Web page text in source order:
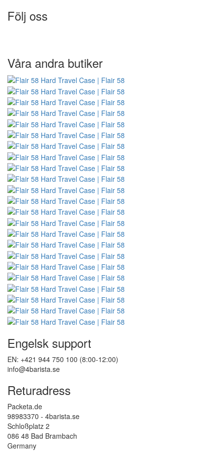
Följ oss
Våra andra butiker
Engelsk support
EN: +421 944 750 100 (8:00-12:00)
info@4barista.se
Returadress
Packeta.de
98983370 - 4barista.se
Schloßplatz 2
086 48 Bad Brambach
Germany